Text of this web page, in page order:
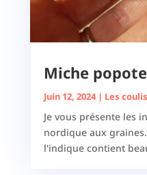
Miche
Juin 12, 2024| Les
Je vous présente les
nordique aux
l'indique contient